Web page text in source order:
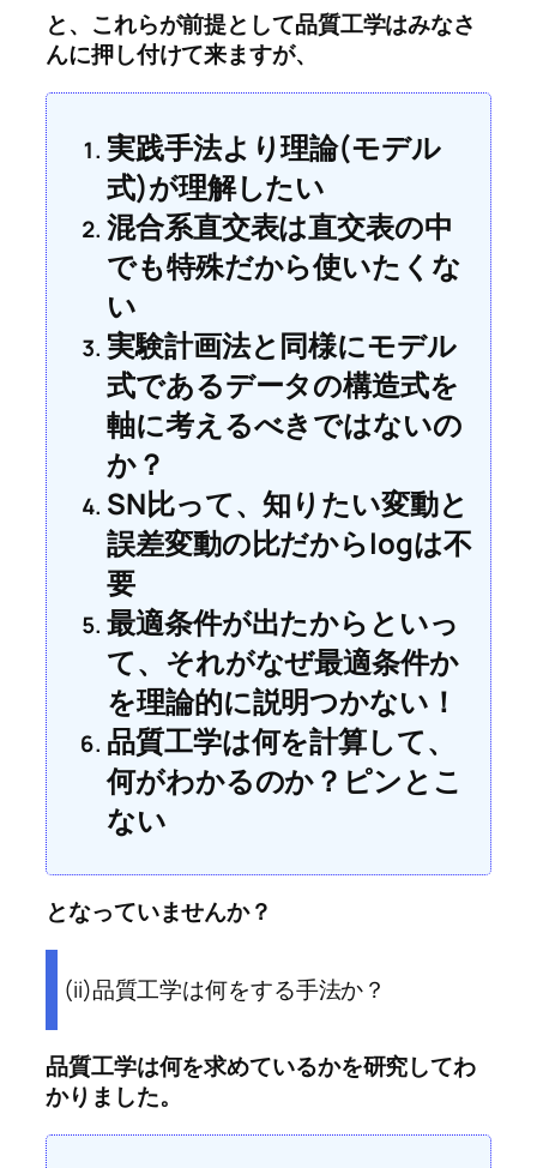
と、これらが前提として品質工学はみなさ
んに押し付けて来ますが、
実践手法より理論(モデル
式)が理解したい
混合系直交表は直交表の中
でも特殊だから使いたくな
い
実験計画法と同様にモデル
式であるデータの構造式を
軸に考えるべきではないの
か？
SN比って、知りたい変動と
誤差変動の比だからlogは不
要
最適条件が出たからといっ
て、それがなぜ最適条件か
を理論的に説明つかない！
品質工学は何を計算して、
何がわかるのか？ピンとこ
ない
となっていませんか？
(ii)品質工学は何をする手法か？
品質工学は何を求めているかを研究してわ
かりました。